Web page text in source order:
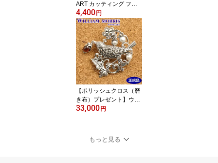
ART カッティング フー
プピアス（片耳）LH-1-
エルエイチワン サージカ
ルステンレス製 シルバー
IP 03EA0015SV【国内正
規品】【クリーナープレ
ゼント】
4,400 円
【ポリッシュクロス（磨
き布）プレゼント】ウィ
リアムモリス WILLIAM
バー925 ガーネット 碌山
ウィリアムモリス公式ジ
33,000 円
もっと見る